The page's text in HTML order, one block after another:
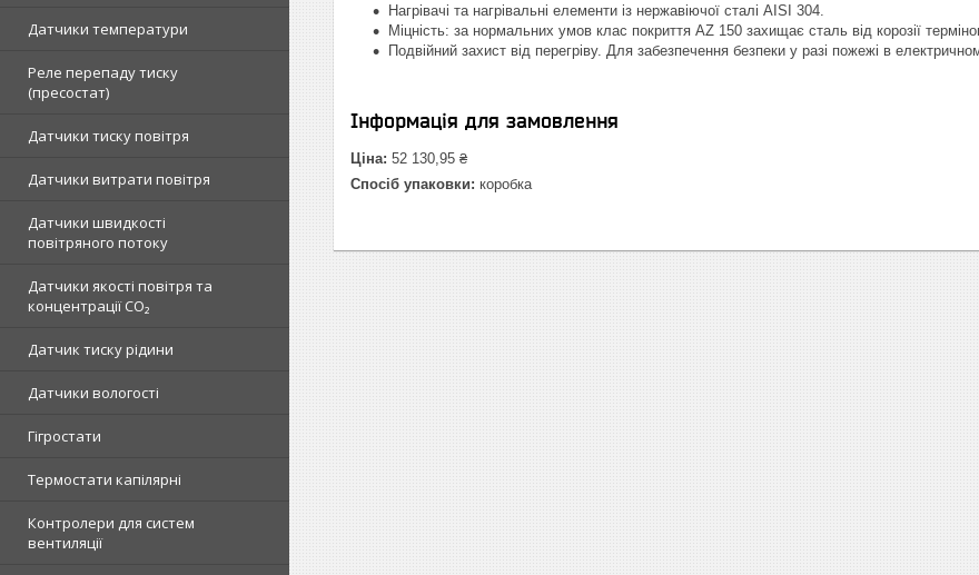
Датчики температури
Реле перепаду тиску
(пресостат)
Датчики тиску повітря
Датчики витрати повітря
Датчики швидкості
повітряного потоку
Датчики якості повітря та
концентрації CO₂
Датчик тиску рідини
Датчики вологості
Гігростати
Термостати капілярні
Контролери для систем
вентиляції
Нагрівачі та нагрівальні елементи із нержавіючої сталі AISI 304.
Міцність: за нормальних умов клас покриття AZ 150 захищає сталь від корозії
Подвійний захист від перегріву. Для забезпечення безпеки у разі пожежі в
Інформація для замовлення
Ціна: 52 130,95 ₴
Спосіб упаковки: коробка